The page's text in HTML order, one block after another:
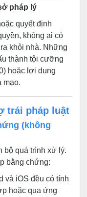
pháp lý
quyết định
không ai có
khỏi nhà. Những
thành tội cưỡng
hoặc lợi dụng
mạo.
trái pháp luật
(không
bộ quá trình xử lý.
bằng chứng:
và iOS đều có tính
hoặc qua ứng